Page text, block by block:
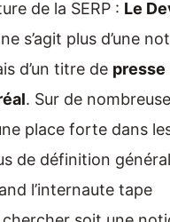
de la SERP : Le
s’agit plus d’une
d’un titre de presse
. Sur de
place forte dans
de définition
l’internaute tape